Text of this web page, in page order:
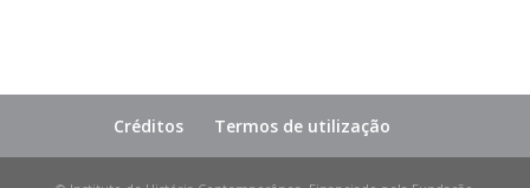
Créditos Termos de utilização